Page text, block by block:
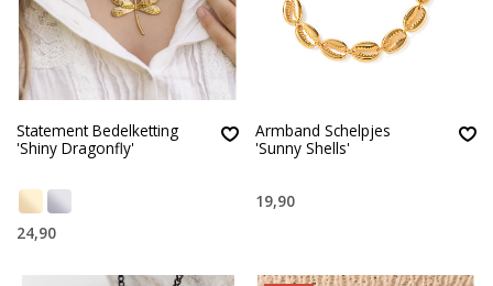
Statement Bedelketting
'Shiny Dragonfly'
24,90
Armband Schelpjes
'Sunny Shells'
19,90